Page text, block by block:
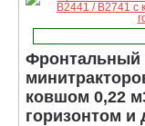
Фронтальный
ковшом 0,22
горизонтом и